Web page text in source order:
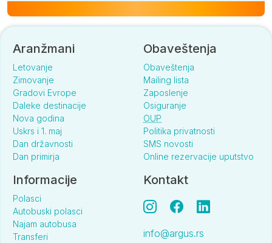
Aranžmani
Letovanje
Zimovanje
Gradovi Evrope
Daleke destinacije
Nova godina
Uskrs i 1. maj
Dan državnosti
Dan primirja
Obaveštenja
Obaveštenja
Mailing lista
Zaposlenje
Osiguranje
OUP
Politika privatnosti
SMS novosti
Online rezervacije uputstvo
Informacije
Polasci
Autobuski polasci
Najam autobusa
Transferi
Kontakt
info@argus.rs